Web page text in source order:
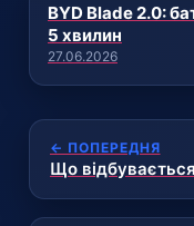
BYD Blade 2.0:
5 хвилин
27.06.2026
← ПОПЕРЕДНЯ
Що